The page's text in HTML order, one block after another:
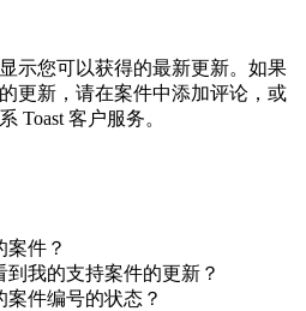
示您可以获得的最新更新。如果
更新，请在案件中添加评论，或
Toast 客户服务。
案件？
到我的支持案件的更新？
件编号的状态？